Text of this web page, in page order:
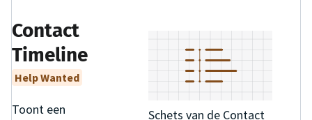
Schets van de Contact
Contact
Timeline
Help Wanted
Toont een